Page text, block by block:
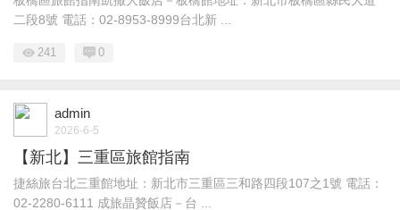
二段8號 電話：02-8953-8999台北新 ...
241 0
admin
2026-6-5
【新北】三重區旅館指南
捷絲旅台北三重館地址：新北市三重區三和路四段107之1號 電話：
02-2280-6111 成旅晶贊飯店－台 ...